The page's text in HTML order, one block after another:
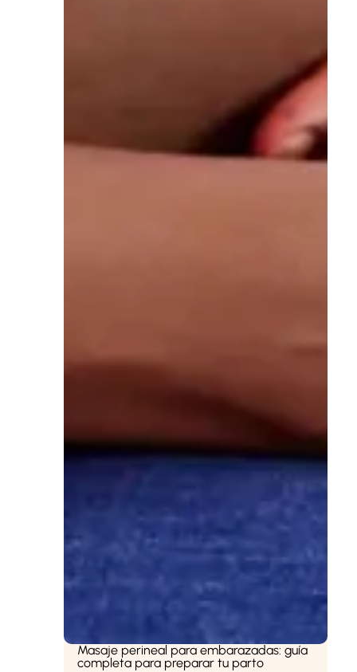
Masaje perineal para embarazadas: guía
completa para preparar tu parto